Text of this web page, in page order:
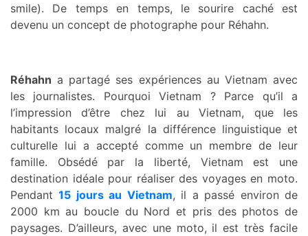
smile). De temps en temps, le sourire caché est
devenu un concept de photographe pour Réhahn.
Réhahn a partagé ses expériences au Vietnam avec
les journalistes. Pourquoi Vietnam ? Parce qu’il a
l’impression d’être chez lui au Vietnam, que les
habitants locaux malgré la différence linguistique et
culturelle lui a accepté comme un membre de leur
famille. Obsédé par la liberté, Vietnam est une
destination idéale pour réaliser des voyages en moto.
Pendant15 jours au Vietnam, il a passé environ de
2000 km au boucle du Nord et pris des photos de
paysages. D’ailleurs, avec une moto, il est très facile